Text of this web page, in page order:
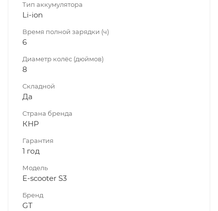
Тип аккумулятора
Li-ion
Время полной зарядки (ч)
6
Диаметр колёс (дюймов)
8
Складной
Да
Страна бренда
КНР
Гарантия
1 год
Модель
E-scooter S3
Бренд
GT